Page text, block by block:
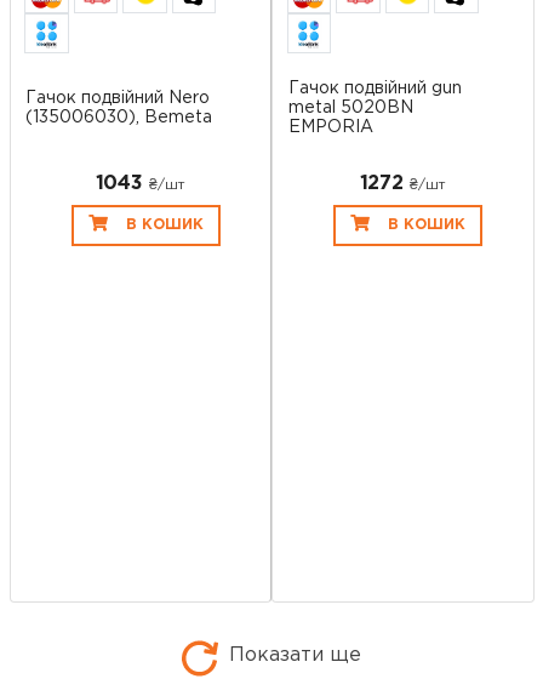
Гачок подвійний Nero
(135006030), Bemeta
1043 ₴/шт
В КОШИК
Гачок подвійний gun
metal 5020BN
EMPORIA
1272 ₴/шт
В КОШИК
Показати ще